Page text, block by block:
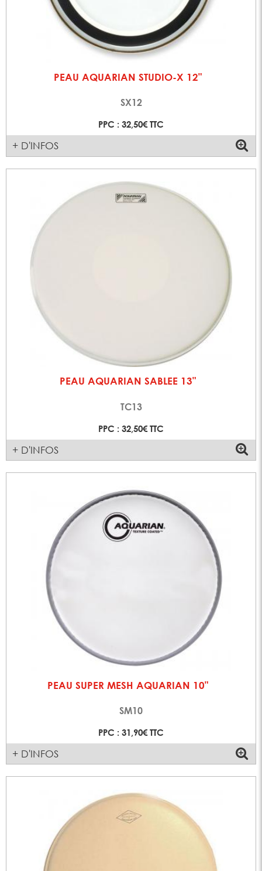
PEAU AQUARIAN STUDIO-X 12"
SX12
PPC : 32,50€ TTC
+ D'INFOS
PEAU AQUARIAN SABLEE 13"
TC13
PPC : 32,50€ TTC
+ D'INFOS
PEAU SUPER MESH AQUARIAN 10"
SM10
PPC : 31,90€ TTC
+ D'INFOS